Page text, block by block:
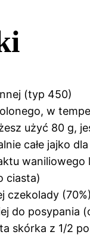
(typ 450)
w
użyć 80 g,
całe jajko
ciasta)
czekolady
do posypania
skórka z 1/2